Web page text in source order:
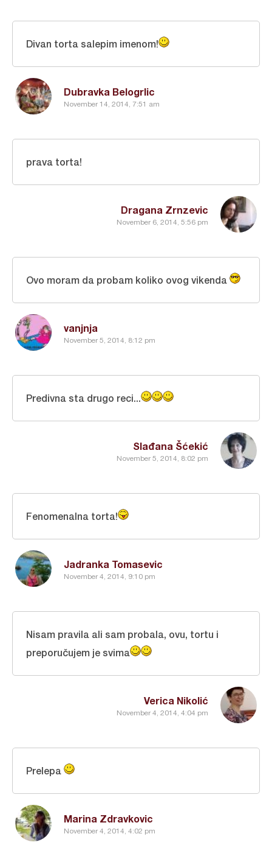
Dubravka Belogrlic
November 14, 2014, 7:51 am
Divan torta salepim imenom!
Dragana Zrnzevic
November 6, 2014, 5:56 pm
prava torta!
vanjnja
November 5, 2014, 8:12 pm
Ovo moram da probam koliko ovog vikenda
Slađana Šćekić
November 5, 2014, 8:02 pm
Predivna sta drugo reci...
Jadranka Tomasevic
November 4, 2014, 9:10 pm
Fenomenalna torta!
Verica Nikolić
November 4, 2014, 4:04 pm
Nisam pravila ali sam probala, ovu, tortu i
preporučujem je svima
Marina Zdravkovic
November 4, 2014, 4:02 pm
Prelepa